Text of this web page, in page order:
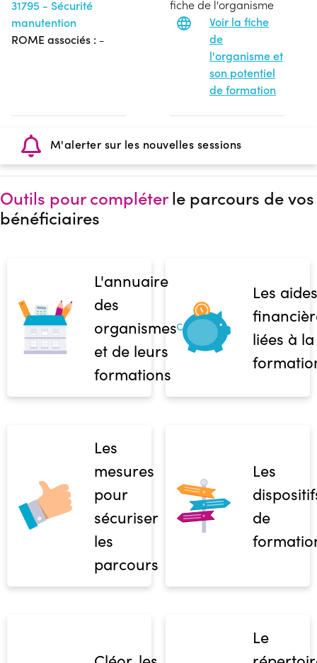
31795 - Sécurité
manutention
ROME associés : -
fiche de l'organisme
Voir la fiche
de
l'organisme et
son potentiel
de formation
M'alerter sur les nouvelles sessions
Outils pour compléterle parcours de vos
bénéficiaires
L'annuaire
des
organismes
et de leurs
formations
Les aides
liées à la
Les
mesures
pour
sécuriser
les
parcours
Les
de
Le